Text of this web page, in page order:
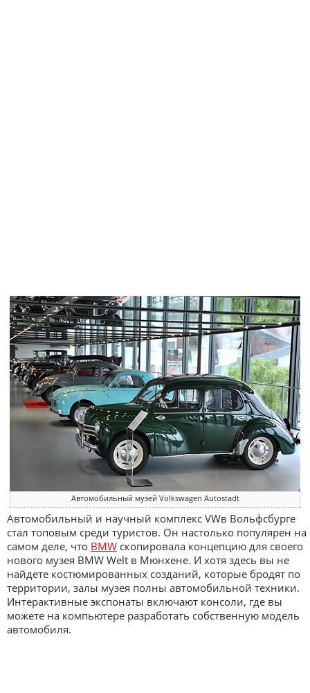
Автомобильный музей Volkswagen Autostadt
Автомобильный и научный комплекс VWв Вольфсбурге
стал топовым среди туристов. Он настолько популярен на
самом деле, что BMW скопировала концепцию для своего
нового музея BMW Welt в Мюнхене. И хотя здесь вы не
найдете костюмированных созданий, которые бродят по
территории, залы музея полны автомобильной техники.
Интерактивные экспонаты включают консоли, где вы
можете на компьютере разработать собственную модель
автомобиля.